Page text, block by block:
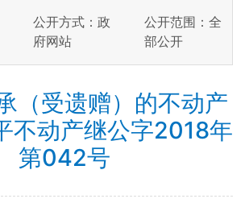
公开方式：政
府网站
公开范围：全
部公开
（受遗赠）的不动产
不动产继公字2018年
第042号